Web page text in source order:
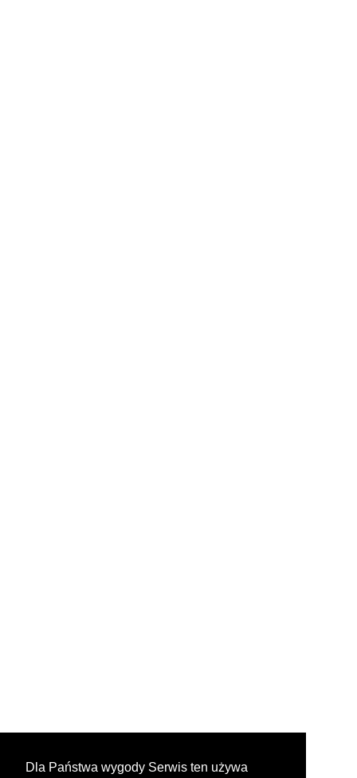
Dla Państwa wygody Serwis ten używa